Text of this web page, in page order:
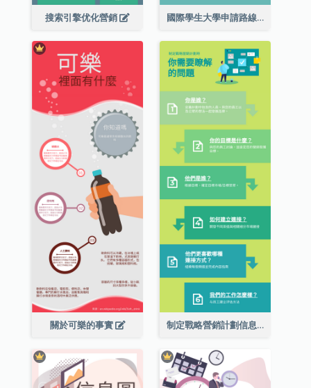
搜索引擎优化營銷 國際學生大學申請路線圖
關於可樂的事實 制定戰略營銷計劃信息圖表